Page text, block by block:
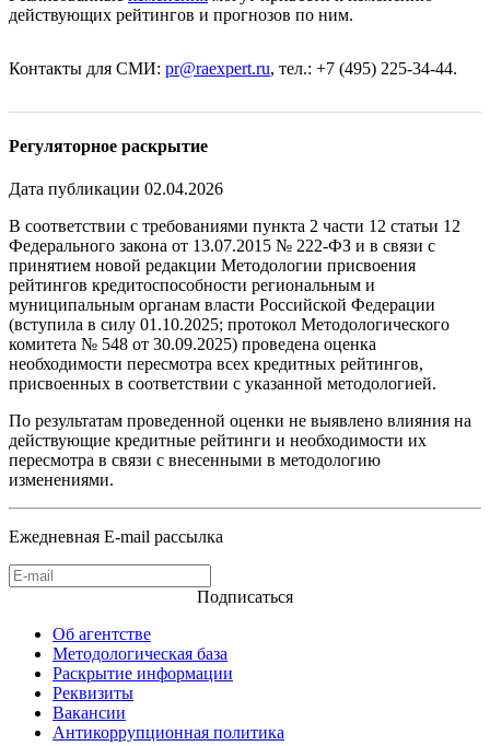
действующих рейтингов и прогнозов по ним.
Контакты для СМИ: pr@raexpert.ru, тел.: +7 (495) 225-34-44.
Регуляторное раскрытие
Дата публикации 02.04.2026
В соответствии с требованиями пункта 2 части 12 статьи 12
Федерального закона от 13.07.2015 № 222-ФЗ и в связи с
принятием новой редакции Методологии присвоения
рейтингов кредитоспособности региональным и
муниципальным органам власти Российской Федерации
(вступила в силу 01.10.2025; протокол Методологического
комитета № 548 от 30.09.2025) проведена оценка
необходимости пересмотра всех кредитных рейтингов,
присвоенных в соответствии с указанной методологией.
По результатам проведенной оценки не выявлено влияния на
действующие кредитные рейтинги и необходимости их
пересмотра в связи с внесенными в методологию
изменениями.
Ежедневная E-mail рассылка
Подписаться
Об агентстве
Методологическая база
Раскрытие информации
Реквизиты
Вакансии
Антикоррупционная политика